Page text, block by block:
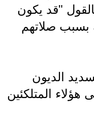
"قد يكون
بسبب صلاتهم
الديون
المتلكئين